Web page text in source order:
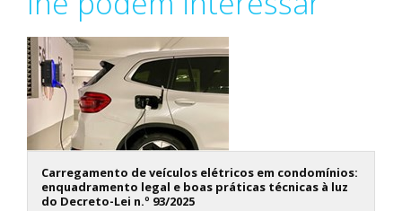
Carregamento de veículos elétricos em condomínios:
enquadramento legal e boas práticas técnicas à luz
do Decreto-Lei n.º 93/2025